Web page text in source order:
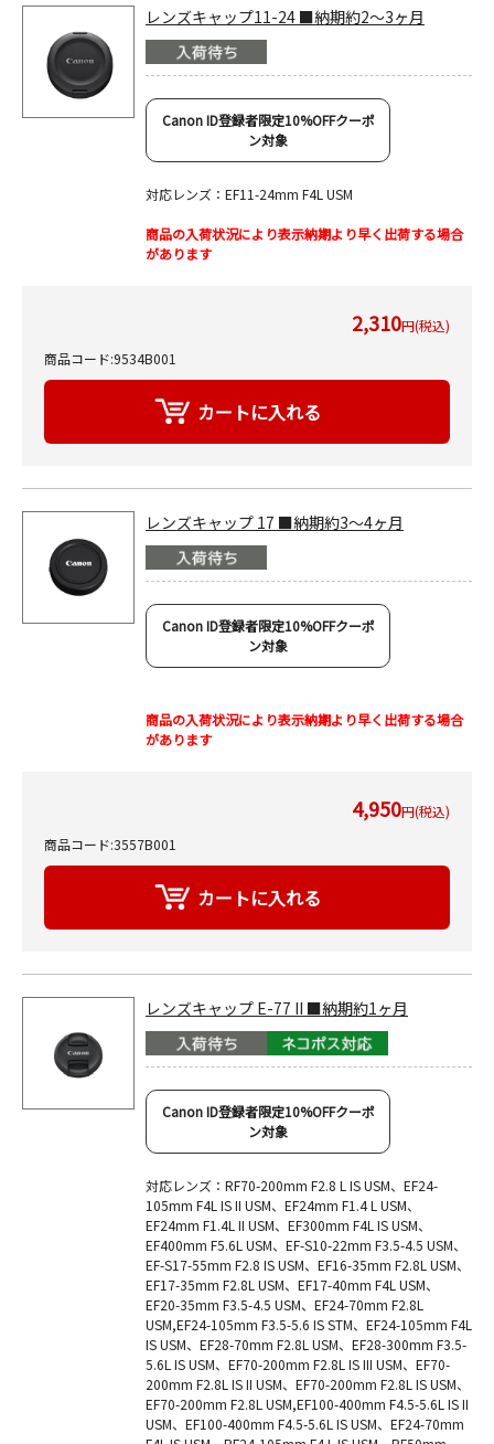
レンズキャップ11-24 ■納期約2～3ヶ月
Canon ID登録者限定10%OFFクーポ
ン対象
対応レンズ：EF11-24mm F4L USM
商品の入荷状況により表示納期より早く出荷する場合
があります
2,310円(税込)
商品コード:9534B001
レンズキャップ 17 ■納期約3～4ヶ月
Canon ID登録者限定10%OFFクーポ
ン対象
商品の入荷状況により表示納期より早く出荷する場合
があります
4,950円(税込)
商品コード:3557B001
レンズキャップ E-77 II ■納期約1ヶ月
Canon ID登録者限定10%OFFクーポ
ン対象
対応レンズ：RF70-200mm F2.8 L IS USM、EF24-
105mm F4L IS II USM、EF24mm F1.4 L USM、
EF24mm F1.4L II USM、EF300mm F4L IS USM、
EF400mm F5.6L USM、EF-S10-22mm F3.5-4.5 USM、
EF-S17-55mm F2.8 IS USM、EF16-35mm F2.8L USM、
EF17-35mm F2.8L USM、EF17-40mm F4L USM、
EF20-35mm F3.5-4.5 USM、EF24-70mm F2.8L
USM,EF24-105mm F3.5-5.6 IS STM、EF24-105mm F4L
IS USM、EF28-70mm F2.8L USM、EF28-300mm F3.5-
5.6L IS USM、EF70-200mm F2.8L IS III USM、EF70-
200mm F2.8L IS II USM、EF70-200mm F2.8L IS USM、
EF70-200mm F2.8L USM,EF100-400mm F4.5-5.6L IS II
USM、EF100-400mm F4.5-5.6L IS USM、EF24-70mm